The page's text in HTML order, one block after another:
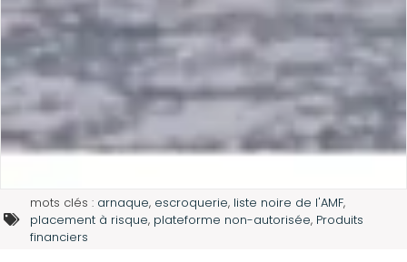
mots clés : arnaque, escroquerie, liste noire de l'AMF,
placement à risque, plateforme non-autorisée, Produits
financiers